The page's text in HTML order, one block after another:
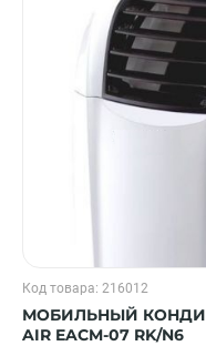
Код товара: 216012
МОБИЛЬНЫЙ
AIR EACM-07 RK/N6